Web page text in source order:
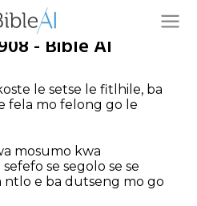
- Bible AI
le setse le fitlhile, ba
fela mo felong go le
mosumo kwa
se segolo se se
e ba dutseng mo go